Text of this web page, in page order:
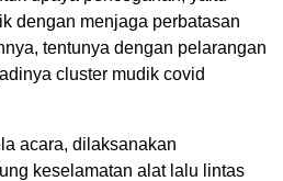
dengan menjaga perbatasan
tentunya dengan pelarangan
cluster mudik covid
acara, dilaksanakan
keselamatan alat lalu lintas